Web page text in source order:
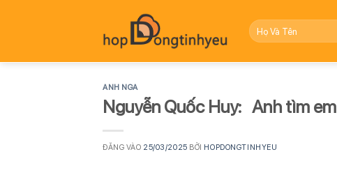
dung
ANH NGA
Nguyễn Quốc Huy: Anh tìm em
ĐĂNG VÀO 25/03/2025 BỞI HOPDONGTINHYEU